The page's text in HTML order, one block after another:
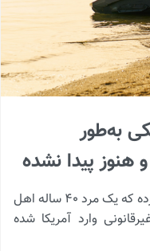
به‌طور
هنوز پیدا نشده
پلیس سارنیا (شهری در آنتاریو) اعلام کرده که یک مرد ۴۰ ساله اهل
وارد آمریکا شده